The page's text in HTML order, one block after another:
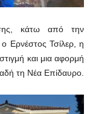
κάτω από την
ο Ερνέστος Τσίλερ, η
και μια αφορμή
τη Νέα Επίδαυρο.